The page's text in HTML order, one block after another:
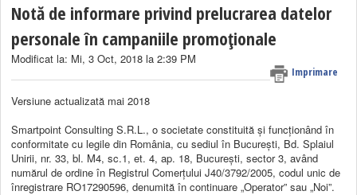
Notă de informare privind prelucrarea datelor
personale în campaniile promoționale
Imprimare
Modificat la: Mi, 3 Oct, 2018 la 2:39 PM
Versiune actualizată mai 2018
Smartpoint Consulting S.R.L., o societate constituită și funcționând în
conformitate cu legile din România, cu sediul în București, Bd. Splaiul
Unirii, nr. 33, bl. M4, sc.1, et. 4, ap. 18, București, sector 3, având
numărul de ordine în Registrul Comerțului J40/3792/2005, codul unic de
înregistrare RO17290596, denumită în continuare „Operator” sau „Noi”.